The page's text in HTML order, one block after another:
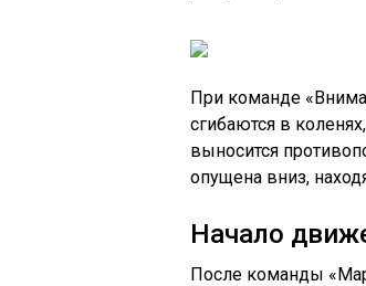
При команде
сгибаются в
выносится
опущена вниз,
Начало
После команды